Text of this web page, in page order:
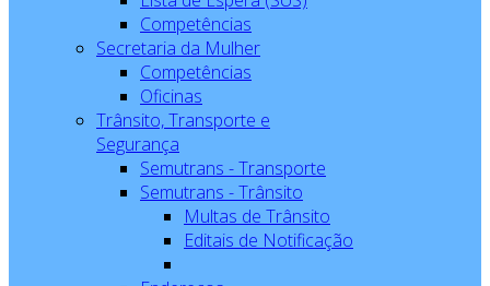
Competências
Secretaria da Mulher
Competências
Oficinas
Trânsito, Transporte e
Segurança
Semutrans - Transporte
Semutrans - Trânsito
Multas de Trânsito
Editais de Notificação